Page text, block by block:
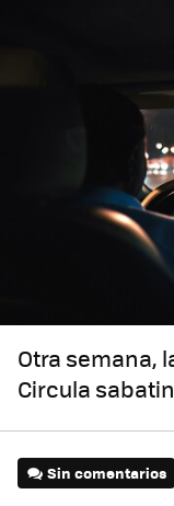
Otra semana,
Circula
Sin comentarios